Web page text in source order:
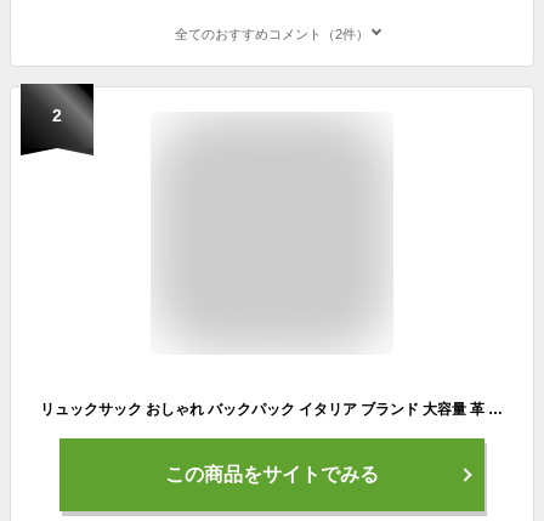
全てのおすすめコメント（2件）
2
リュックサック おしゃれ バックパック イタリア ブランド 大容量 革 リュック メンズ a4対応 撥水 軽量 PC レザー 高級 グッシオ ウォーモ ヴィンテージ風 ドラム型 デイリュック イタリア レザー ビジネスバッグ グッシオメンズ
この商品をサイトでみる